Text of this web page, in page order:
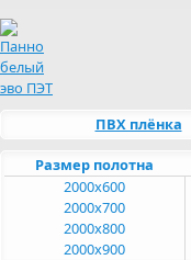
ПВХ плёнка
Размер полотна
2000x600
2000x700
2000x800
2000x900